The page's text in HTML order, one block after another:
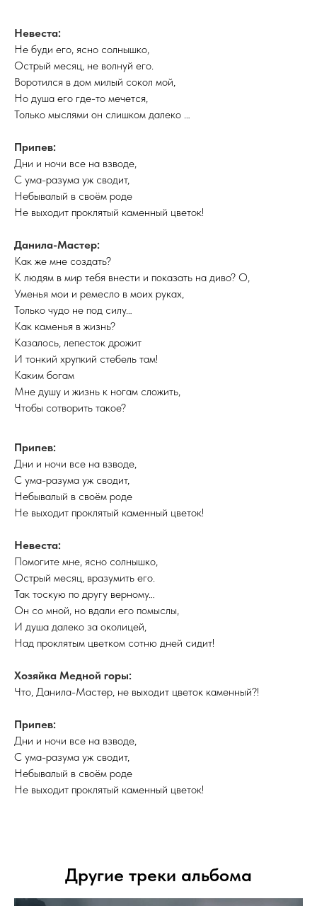
Невеста:
Не буди его, ясно солнышко,
Острый месяц, не волнуй его.
Воротился в дом милый сокол мой,
Но душа его где-то мечется,
Только мыслями он слишком далеко …
Припев:
Дни и ночи все на взводе,
С ума-разума уж сводит,
Небывалый в своём роде
Не выходит проклятый каменный цветок!
Данила-Мастер:
Как же мне создать?
К людям в мир тебя внести и показать на диво? О,
Уменья мои и ремесло в моих руках,
Только чудо не под силу…
Как каменья в жизнь?
Казалось, лепесток дрожит
И тонкий хрупкий стебель там!
Каким богам
Мне душу и жизнь к ногам сложить,
Чтобы сотворить такое?
Припев:
Дни и ночи все на взводе,
С ума-разума уж сводит,
Небывалый в своём роде
Не выходит проклятый каменный цветок!
Невеста:
Помогите мне, ясно солнышко,
Острый месяц, вразумить его.
Так тоскую по другу верному…
Он со мной, но вдали его помыслы,
И душа далеко за околицей,
Над проклятым цветком сотню дней сидит!
Хозяйка Медной горы:
Что, Данила-Мастер, не выходит цветок каменный?!
Припев:
Дни и ночи все на взводе,
С ума-разума уж сводит,
Небывалый в своём роде
Не выходит проклятый каменный цветок!
Другие треки альбома